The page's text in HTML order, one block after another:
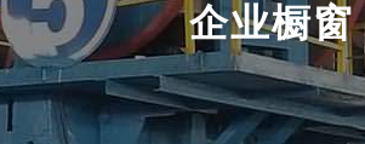
企业橱窗